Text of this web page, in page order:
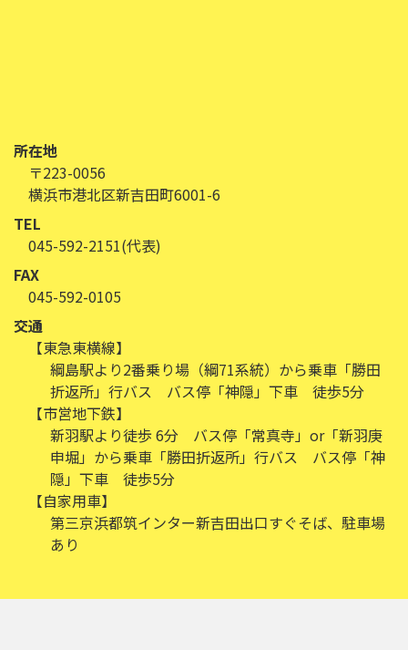
所在地
〒223-0056
横浜市港北区新吉田町6001-6
TEL
045-592-2151(代表)
FAX
045-592-0105
交通
【東急東横線】
綱島駅より2番乗り場（綱71系統）から乗車「勝田
折返所」行バス バス停「神隠」下車 徒歩5分
【市営地下鉄】
新羽駅より徒歩 6分 バス停「常真寺」or「新羽庚
申堀」から乗車「勝田折返所」行バス バス停「神
隠」下車 徒歩5分
【自家用車】
第三京浜都筑インター新吉田出口すぐそば、駐車場
あり